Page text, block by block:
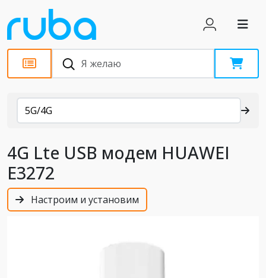
Каталог
5G/4G
4G Lte USB модем HUAWEI
E3272
Настроим и установим